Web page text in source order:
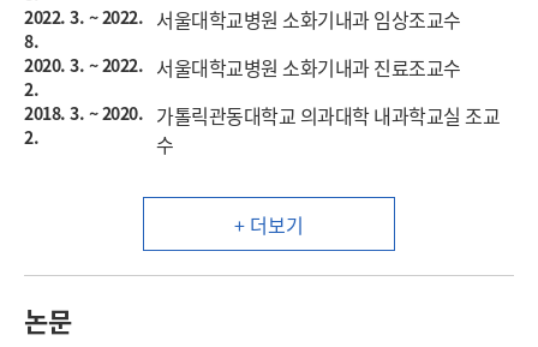
2022. 3. ~ 2022.
8.
서울대학교병원 소화기내과 임상조교수
2020. 3. ~ 2022.
2.
서울대학교병원 소화기내과 진료조교수
2018. 3. ~ 2020.
2.
가톨릭관동대학교 의과대학 내과학교실 조교
수
+ 더보기
논문